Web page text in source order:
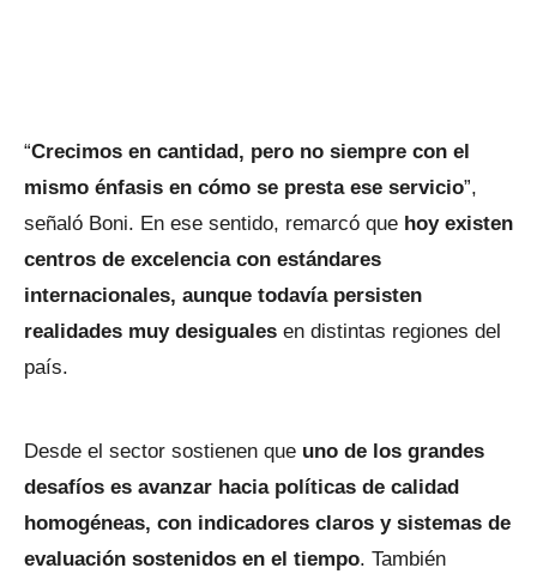
“Crecimos en cantidad, pero no siempre con el
mismo énfasis en cómo se presta ese servicio”,
señaló Boni. En ese sentido, remarcó que hoy existen
centros de excelencia con estándares
internacionales, aunque todavía persisten
realidades muy desiguales en distintas regiones del
país.
Desde el sector sostienen que uno de los grandes
desafíos es avanzar hacia políticas de calidad
homogéneas, con indicadores claros y sistemas de
evaluación sostenidos en el tiempo. También